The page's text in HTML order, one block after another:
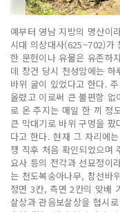
예부터 영남 지방의 명산이
시대 의상대사(625~702)가
한 문헌이나 유물은 유존하
데 창건 당시 천성암에는
바위 굴이 있었다고 한다.
올렸고 이로써 큰 불편함
로 온 주지는 매일 한 끼 정
큰 막대기로 바위 구멍을
다고 한다. 현재 그 자리에
쟁 직후 처음 확인되었으며
요사 등의 전각과 선묘정이
는 천도복숭아나무, 참선바
정면 3칸, 측면 2칸의 맞배
살상과 관음보살상을 협시
후불탱화 3점이 봉안되어